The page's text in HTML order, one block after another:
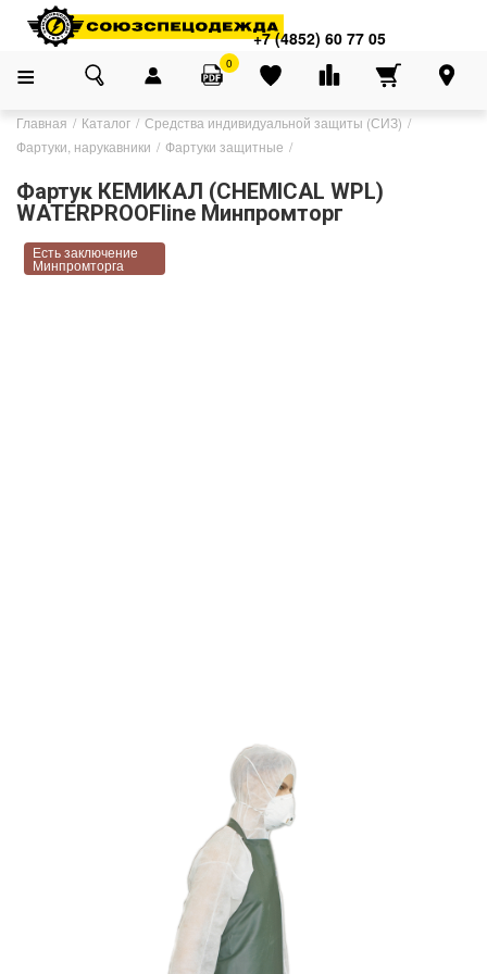
+7 (4852) 60 77 05
0
Главная Каталог
Средства индивидуальной защиты (СИЗ)
Фартуки, нарукавники
Фартуки защитные
Фартук КЕМИКАЛ (CHEMICAL WPL)
WATERPROOFline Минпромторг
Есть заключение
Минпромторга